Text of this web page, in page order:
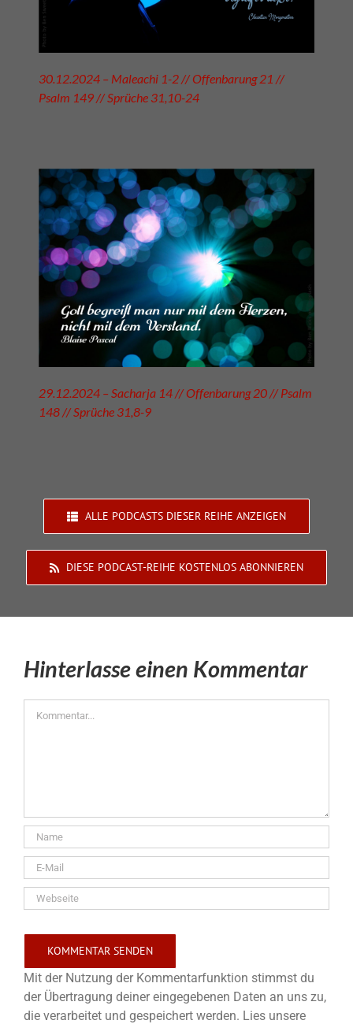
30.12.2024 – Maleachi 1-2 // Offenbarung 21 //
Psalm 149 // Sprüche 31,10-24
29.12.2024 – Sacharja 14 // Offenbarung 20 // Psalm
148 // Sprüche 31,8-9
ALLE PODCASTS DIESER REIHE ANZEIGEN
DIESE PODCAST-REIHE KOSTENLOS ABONNIEREN
Hinterlasse einen Kommentar
Mit der Nutzung der Kommentarfunktion stimmst du
der Übertragung deiner eingegebenen Daten an uns zu,
die verarbeitet und gespeichert werden. Lies unsere